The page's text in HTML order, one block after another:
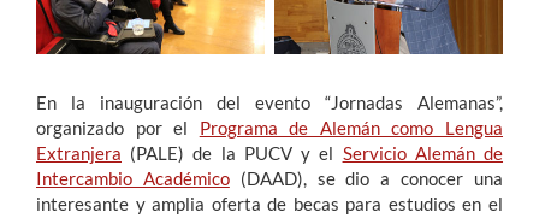
English
En la inauguración del evento “Jornadas Alemanas”,
organizado por el Programa de Alemán como Lengua
Extranjera (PALE) de la PUCV y el Servicio Alemán de
Intercambio Académico(DAAD), se dio a conocer una
interesante y amplia oferta de becas para estudios en el